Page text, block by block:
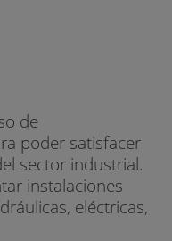
de
poder satisfacer
sector industrial.
instalaciones
eléctricas,